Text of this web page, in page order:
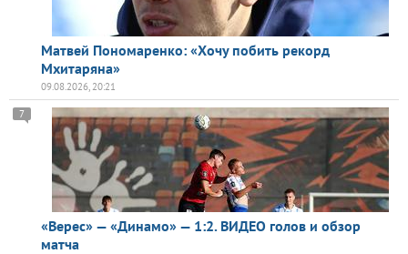
Матвей Пономаренко: «Хочу побить рекорд
Мхитаряна»
09.08.2026, 20:21
«Верес» — «Динамо» — 1:2. ВИДЕО голов и обзор
матча
7